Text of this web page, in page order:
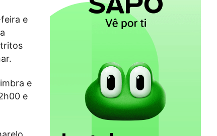
e
e
e